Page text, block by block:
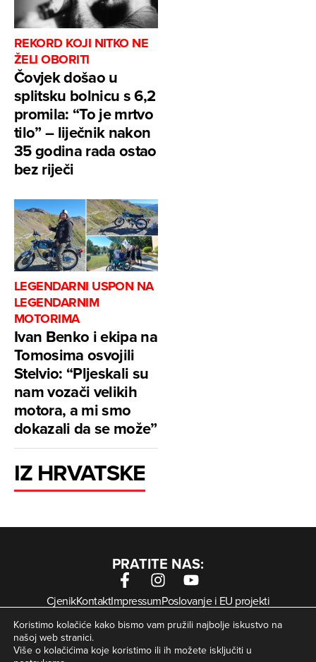
REKORD KOJI NITKO NE
ŽELI OBORITI
Čovjek došao u
splitsku bolnicu s 6,2
promila: “To je mrtvo
tilo” – liječnik nakon
35 godina rada ostao
bez riječi
LEGENDARNI USPON NA
LEGENDARNIM
MOTORIMA
Ivan Benko i ekipa na
Tomosima osvojili
Stelvio: “Pljeskali su
nam vozači velikih
motora, a mi smo
dokazali da se može”
IZ HRVATSKE
PRATITE NAS:
CjenikKontaktImpressumPoslovanje i EU projekti
Arhiva digitalnih novina
Uvjeti korištenjaZaštita privatnosti
Kolačići
Koristimo kolačiće kako bismo vam pružili najbolje iskustvo na
našoj web stranici.
Više o kolačićima koje koristimo ili ih možete isključiti u